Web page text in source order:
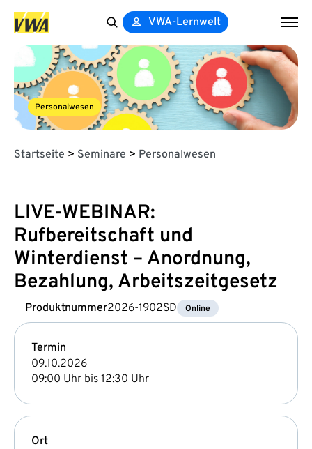
for:
VWA-Lernwelt
Personalwesen
Startseite > Seminare > Personalwesen
LIVE-WEBINAR:
Rufbereitschaft und
Winterdienst – Anordnung,
Bezahlung, Arbeitszeitgesetz
Produktnummer2026-1902SD Online
Termin
09.10.2026
09:00 Uhr bis 12:30 Uhr
Ort